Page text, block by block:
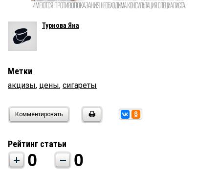
Турнова Яна
Метки
акцизы, цены, сигареты
Комментировать
Рейтинг статьи
0 0